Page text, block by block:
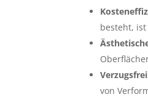
besteht,
Verzugsfrei
von